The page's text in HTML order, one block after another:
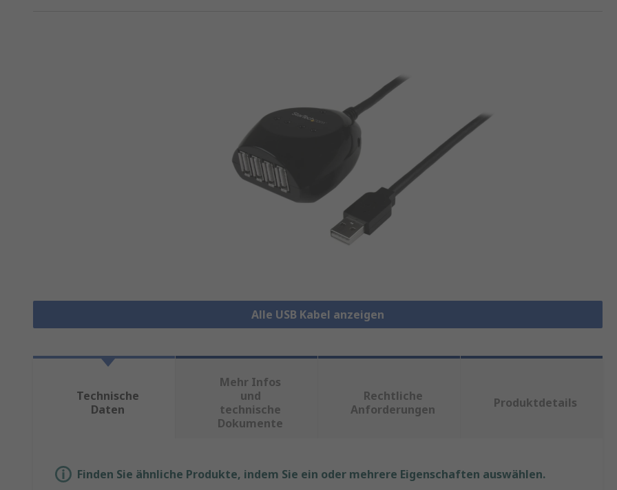
Alle USB Kabel anzeigen
Technische
Daten
Mehr Infos
und
technische
Dokumente
Rechtliche
Anforderungen
Produktdetails
Finden Sie ähnliche Produkte, indem Sie ein oder mehrere Eigenschaften auswählen.